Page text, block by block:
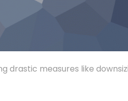
drastic measures like